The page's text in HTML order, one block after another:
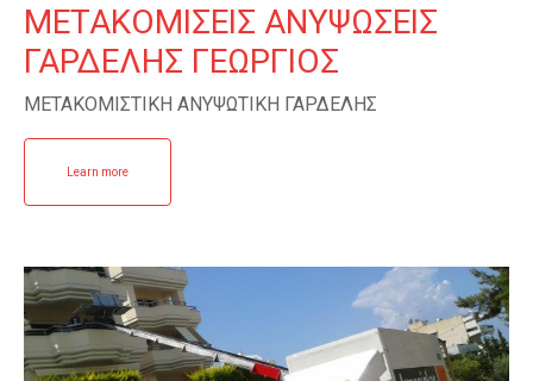
ΜΕΤΑΚΟΜΙΣΕΙΣ ΑΝΥΨΩΣΕΙΣ
ΓΑΡΔΕΛΗΣ ΓΕΩΡΓΙΟΣ
ΜΕΤΑΚΟΜΙΣΤΙΚΗ ΑΝΥΨΩΤΙΚΗ ΓΑΡΔΕΛΗΣ
Learn more